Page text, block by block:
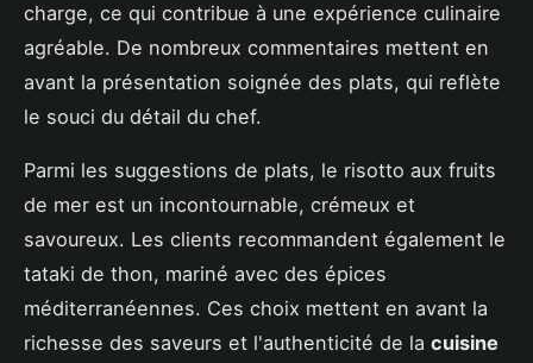
charge, ce qui contribue à une expérience culinaire
agréable. De nombreux commentaires mettent en
avant la présentation soignée des plats, qui reflète
le souci du détail du chef.
Parmi les suggestions de plats, le risotto aux fruits
de mer est un incontournable, crémeux et
savoureux. Les clients recommandent également le
tataki de thon, mariné avec des épices
méditerranéennes. Ces choix mettent en avant la
richesse des saveurs et l'authenticité de la cuisine